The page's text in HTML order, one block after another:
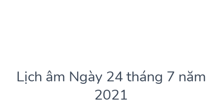
Lịch âm Ngày 24 tháng 7 năm
2021